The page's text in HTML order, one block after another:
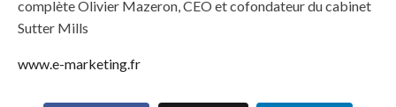
complète Olivier Mazeron, CEO et cofondateur du cabinet
Sutter Mills
www.e-marketing.fr